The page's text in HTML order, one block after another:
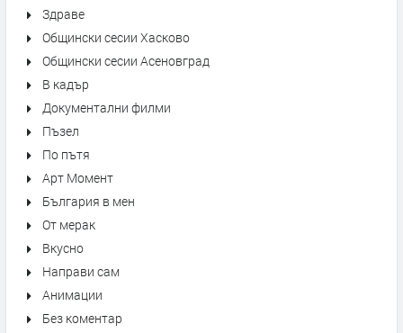
Здраве
Общински сесии Хасково
Общински сесии Асеновград
В кадър
Документални филми
Пъзел
По пътя
Арт Момент
България в мен
От мерак
Вкусно
Направи сам
Анимации
Без коментар